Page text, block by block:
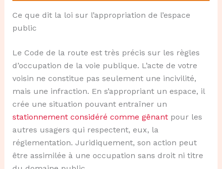
Ce que dit la loi sur l’appropriation de l’espace
public
Le Code de la route est très précis sur les règles
d’occupation de la voie publique. L’acte de votre
voisin ne constitue pas seulement une incivilité,
mais une infraction. En s’appropriant un espace, il
crée une situation pouvant entraîner un
stationnement considéré comme gênantpour les
autres usagers qui respectent, eux, la
réglementation. Juridiquement, son action peut
être assimilée à une occupation sans droit ni titre